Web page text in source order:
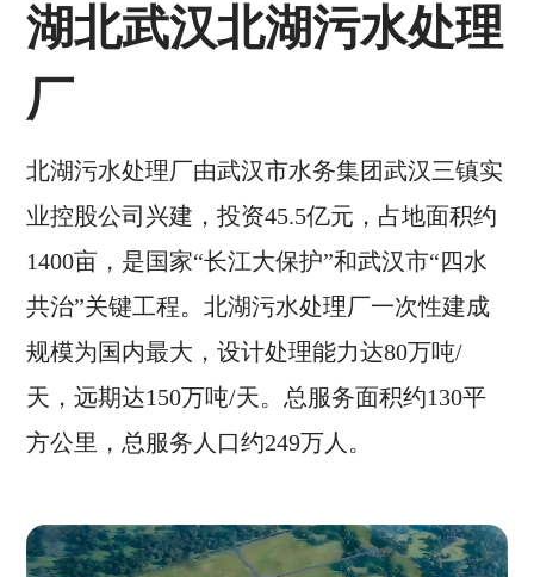
湖北武汉北湖污水处理
厂
北湖污水处理厂由武汉市水务集团武汉三镇实
业控股公司兴建，投资45.5亿元，占地面积约
1400亩，是国家“长江大保护”和武汉市“四水
共治”关键工程。北湖污水处理厂一次性建成
规模为国内最大，设计处理能力达80万吨/
天，远期达150万吨/天。总服务面积约130平
方公里，总服务人口约249万人。